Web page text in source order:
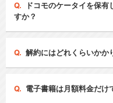
ドコモのケータイを保
すか？
解約にはどれくらいかか
電子書籍は月額料金だけ